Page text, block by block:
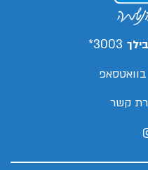
3003*
בוואטסאפ
קשר